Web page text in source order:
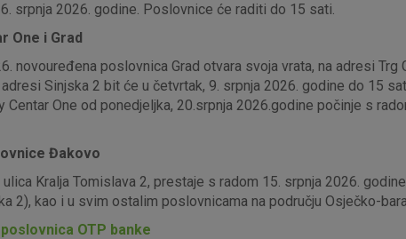
srpnja 2026. godine. Poslovnice će raditi do 15 sati.
One i Grad
novouređena poslovnica Grad otvara svoja vrata, na adresi
Sinjska 2 bit će u četvrtak, 9. srpnja 2026. godine do 15
Centar One od ponedjeljka, 20.srpnja 2026.godine počinje s
Đakovo
Kralja Tomislava 2, prestaje s radom 15. srpnja 2026.
2), kao i u svim ostalim poslovnicama na području Osječko-
OTP banke